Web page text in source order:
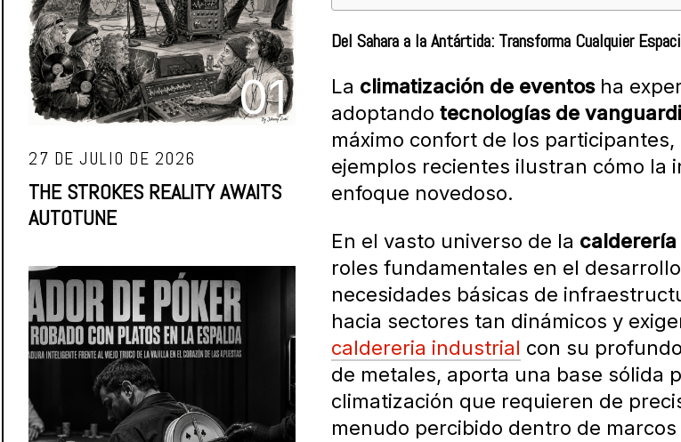
Del Sahara a la Antártida: Transforma Cualquier
La climatización de eventosha
adoptando tecnologías de
máximo confort de los
ejemplos recientes ilustran cómo la
enfoque novedoso.
En el vasto universo de la calderería
roles fundamentales en el
necesidades básicas de
hacia sectores tan dinámicos y
caldereria industrial con su
de metales, aporta una base sólida
climatización que requieren de
menudo percibido dentro de
01
27 DE JULIO DE 2026
THE STROKES REALITY AWAITS
AUTOTUNE